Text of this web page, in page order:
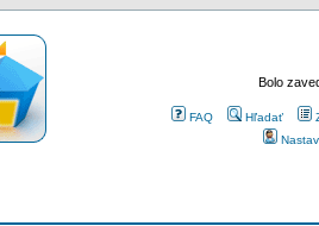
Bolo
FAQ Hľadať